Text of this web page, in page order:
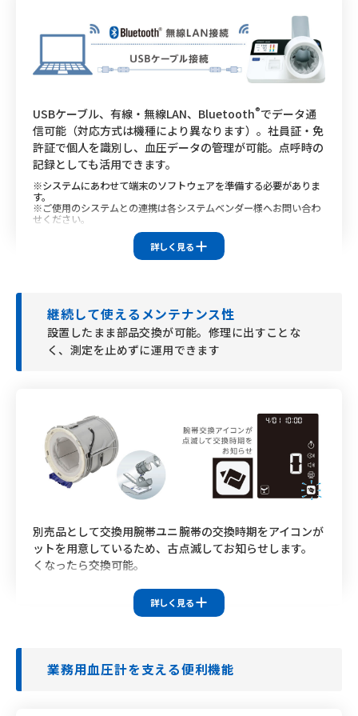
USBケーブル、有線・無線LAN、Bluetooth®でデータ通
信可能（対応方式は機種により異なります）。社員証・免
許証で個人を識別し、血圧データの管理が可能。点呼時の
記録としても活用できます。
※システムにあわせて端末のソフトウェアを準備する必要がありま
す。
※ご使用のシステムとの連携は各システムベンダー様へお問い合わ
せください。
※HBP-9031C
USBケーブル接続、Bluetooth 、無線LAN対応
※HBP-9010C
USBケーブル接続、Bluetooth®対応
詳しく見る
継続して使えるメンテナンス性
設置したまま部品交換が可能。修理に出すことな
く、測定を止めずに運用できます
別売品として交換用腕帯ユニ
ットを用意しているため、古
くなったら交換可能。
HBP-9031C
腕帯の交換時期をアイコンが
点滅してお知らせします。
HBP-9030
HBP-9010C
詳しく見る
業務用血圧計を支える便利機能